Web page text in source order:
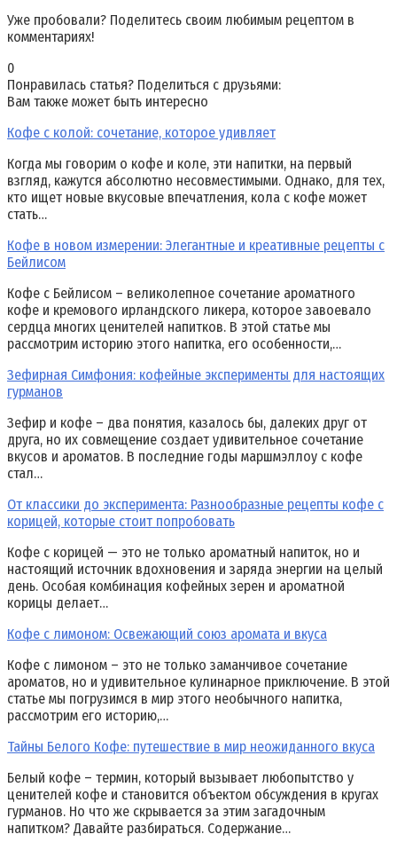
Уже пробовали? Поделитесь своим любимым рецептом в
комментариях!
0
Понравилась статья? Поделиться с друзьями:
Вам также может быть интересно
Кофе с колой: сочетание, которое удивляет
Когда мы говорим о кофе и коле, эти напитки, на первый
взгляд, кажутся абсолютно несовместимыми. Однако, для тех,
кто ищет новые вкусовые впечатления, кола с кофе может
стать…
Кофе в новом измерении: Элегантные и креативные рецепты с
Бейлисом
Кофе с Бейлисом – великолепное сочетание ароматного
кофе и кремового ирландского ликера, которое завоевало
сердца многих ценителей напитков. В этой статье мы
рассмотрим историю этого напитка, его особенности,…
Зефирная Симфония: кофейные эксперименты для настоящих
гурманов
Зефир и кофе – два понятия, казалось бы, далеких друг от
друга, но их совмещение создает удивительное сочетание
вкусов и ароматов. В последние годы маршмэллоу с кофе
стал…
От классики до эксперимента: Разнообразные рецепты кофе с
корицей, которые стоит попробовать
Кофе с корицей — это не только ароматный напиток, но и
настоящий источник вдохновения и заряда энергии на целый
день. Особая комбинация кофейных зерен и ароматной
корицы делает…
Кофе с лимоном: Освежающий союз аромата и вкуса
Кофе с лимоном – это не только заманчивое сочетание
ароматов, но и удивительное кулинарное приключение. В этой
статье мы погрузимся в мир этого необычного напитка,
рассмотрим его историю,…
Тайны Белого Кофе: путешествие в мир неожиданного вкуса
Белый кофе – термин, который вызывает любопытство у
ценителей кофе и становится объектом обсуждения в кругах
гурманов. Но что же скрывается за этим загадочным
напитком? Давайте разбираться. Содержание…